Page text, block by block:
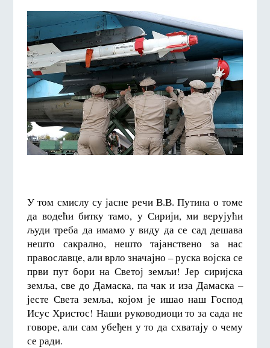
У том смислу су јасне речи В.В. Путина о томе
да водећи битку тамо, у Сирији, ми верујући
људи треба да имамо у виду да се сад дешава
нешто сакрално, нешто тајанствено за нас
православце, али врло значајно – руска војска се
први пут бори на Светој земљи! Јер сиријска
земља, све до Дамаска, па чак и иза Дамаска –
јесте Света земља, којом је ишао наш Господ
Исус Христос! Наши руководиоци то за сада не
говоре, али сам убеђен у то да схватају о чему
се ради.